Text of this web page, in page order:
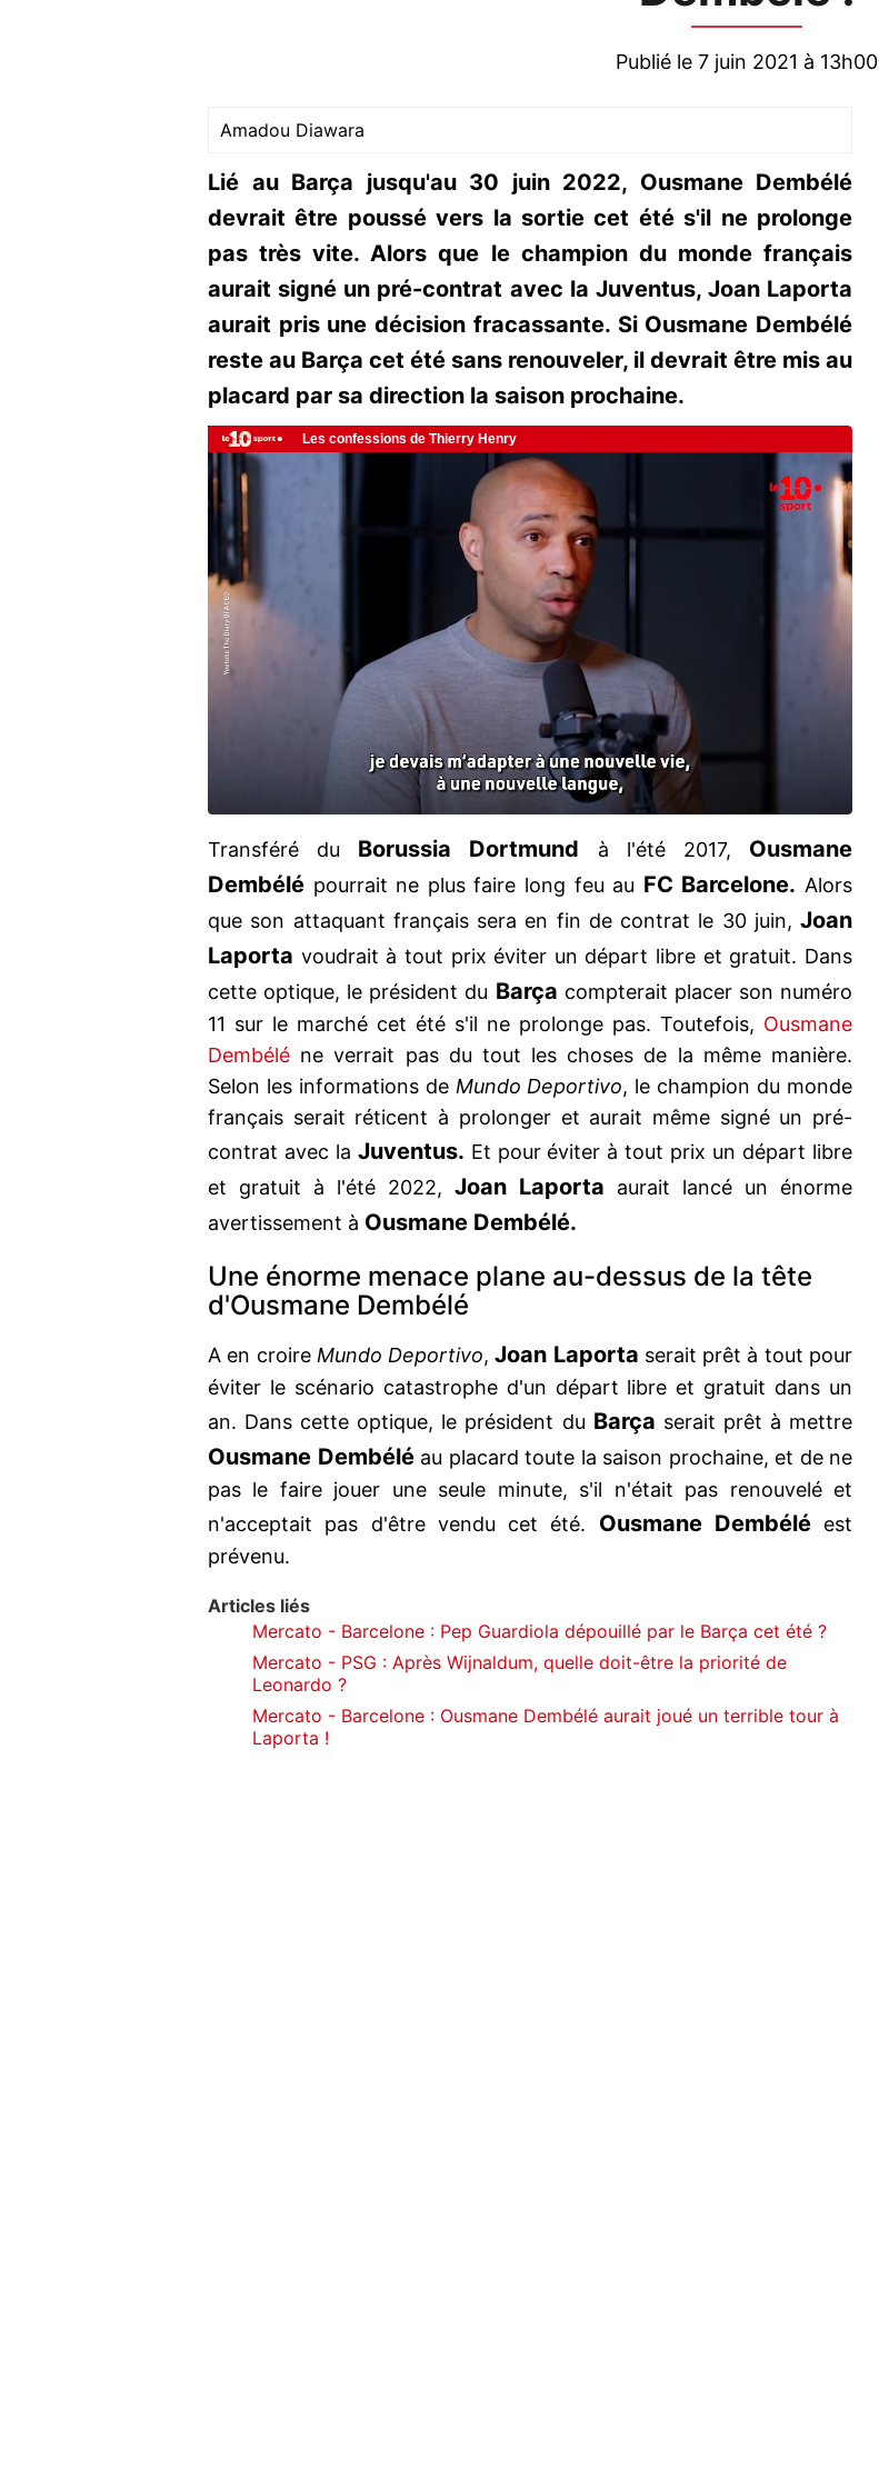
Publié le 7 juin 2021 à 13h00
Amadou Diawara
Lié au Barça jusqu'au 30 juin 2022, Ousmane Dembélé
devrait être poussé vers la sortie cet été s'il ne prolonge
pas très vite. Alors que le champion du monde français
aurait signé un pré-contrat avec la Juventus, Joan Laporta
aurait pris une décision fracassante. Si Ousmane Dembélé
reste au Barça cet été sans renouveler, il devrait être mis au
placard par sa direction la saison prochaine.
Transféré du Borussia Dortmund à l'été 2017, Ousmane
Dembélé pourrait ne plus faire long feu au FC Barcelone. Alors
que son attaquant français sera en fin de contrat le 30 juin, Joan
Laporta voudrait à tout prix éviter un départ libre et gratuit. Dans
cette optique, le président du Barça compterait placer son numéro
11 sur le marché cet été s'il ne prolonge pas. Toutefois, Ousmane
Dembélé ne verrait pas du tout les choses de la même manière.
Selon les informations de Mundo Deportivo, le champion du monde
français serait réticent à prolonger et aurait même signé un pré-
contrat avec la Juventus. Et pour éviter à tout prix un départ libre
et gratuit à l'été 2022, Joan Laporta aurait lancé un énorme
avertissement à Ousmane Dembélé.
Une énorme menace plane au-dessus de la tête
d'Ousmane Dembélé
A en croire Mundo Deportivo,Joan Laporta serait prêt à tout pour
éviter le scénario catastrophe d'un départ libre et gratuit dans un
an. Dans cette optique, le président du Barça serait prêt à mettre
Ousmane Dembéléau placard toute la saison prochaine, et de ne
pas le faire jouer une seule minute, s'il n'était pas renouvelé et
n'acceptait pas d'être vendu cet été. Ousmane Dembéléest
prévenu.
Articles liés
Mercato - Barcelone : Pep Guardiola dépouillé par le Barça cet été ?
Mercato - PSG : Après Wijnaldum, quelle doit-être la priorité de
Leonardo ?
Mercato - Barcelone : Ousmane Dembélé aurait joué un terrible tour à
Laporta !